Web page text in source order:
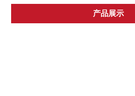
产品展示